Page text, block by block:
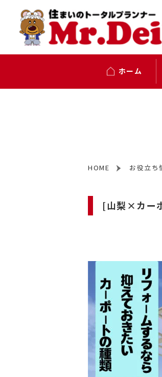
ホーム
HOME お役立ち
[山梨×カー